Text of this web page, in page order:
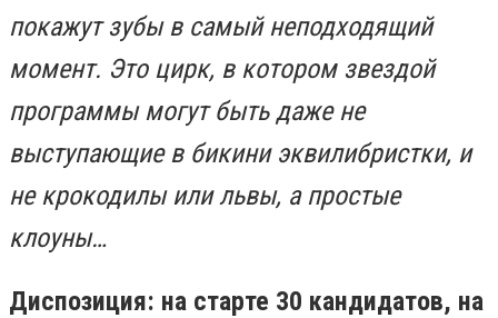
покажут зубы в самый неподходящий
момент. Это цирк, в котором звездой
программы могут быть даже не
выступающие в бикини эквилибристки, и
не крокодилы или львы, а простые
клоуны…
Диспозиция: на старте 30 кандидатов, на